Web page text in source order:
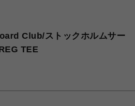
Club/ストックホルムサー
TEE